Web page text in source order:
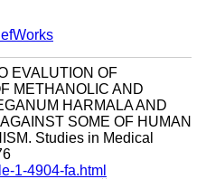
RefWorks
EVALUTION OF
METHANOLIC AND
HARMALA AND
AGAINST SOME OF HUMAN
Studies in Medical
1-4904-fa.html